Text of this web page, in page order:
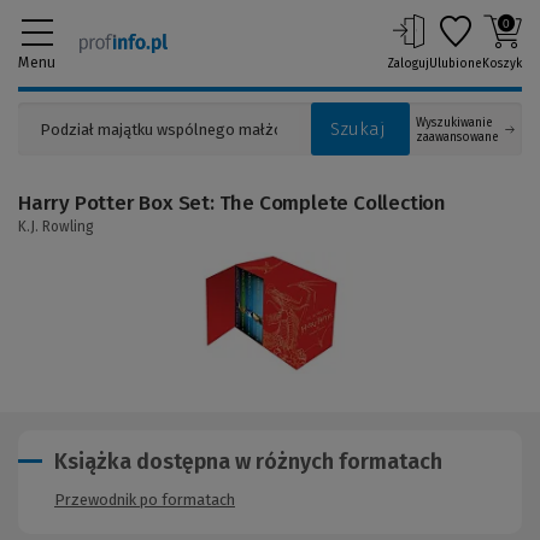
Menu
Szukaj
Wyszukiwanie
zaawansowane
ZalogujUlubione
0
Koszyk
Harry Potter Box Set: The Complete Collection
K.J. Rowling
Książka dostępna w różnych formatach
Przewodnik po formatach